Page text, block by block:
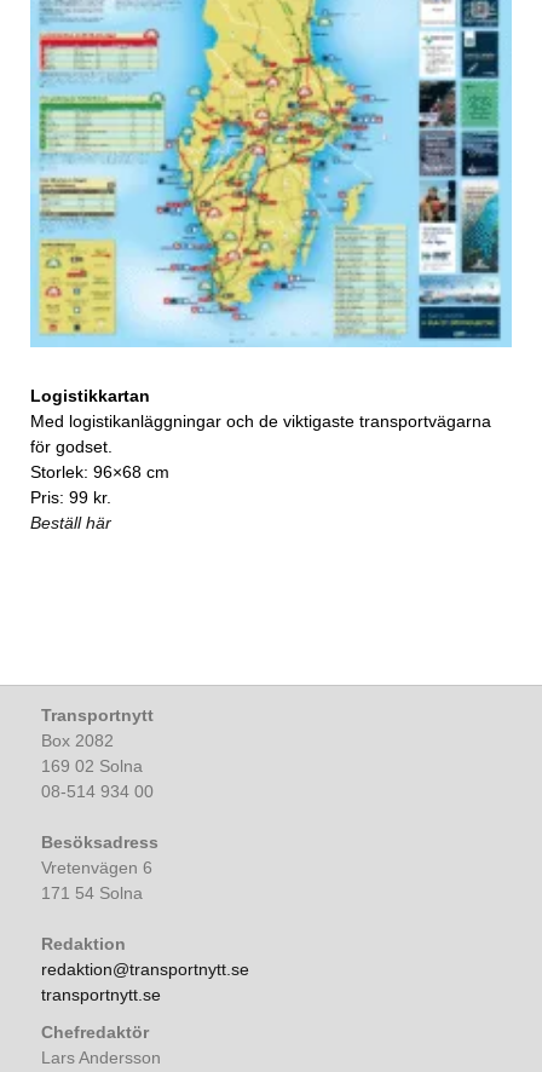
Logistikkartan
Med logistikanläggningar och de viktigaste transportvägarna
för godset.
Storlek: 96×68 cm
Pris: 99 kr.
Beställ här
Transportnytt
Box 2082
169 02 Solna
08-514 934 00
Besöksadress
Vretenvägen 6
171 54 Solna
Redaktion
redaktion@transportnytt.se
transportnytt.se
Chefredaktör
Lars Andersson